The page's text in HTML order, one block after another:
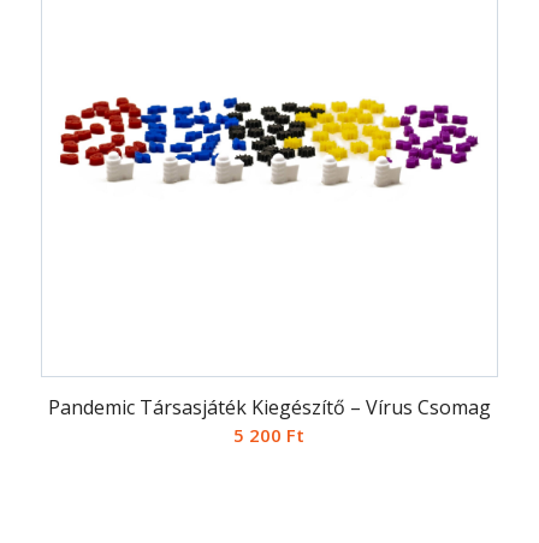
Pandemic Társasjáték Kiegészítő – Vírus Csomag
5 200 Ft